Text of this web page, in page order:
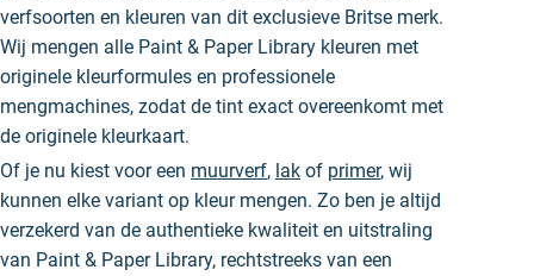
verfsoorten en kleuren van dit exclusieve Britse merk.
Wij mengen alle Paint & Paper Library kleuren met
originele kleurformules en professionele
mengmachines, zodat de tint exact overeenkomt met
de originele kleurkaart.
Of je nu kiest voor een muurverf, lak of primer, wij
kunnen elke variant op kleur mengen. Zo ben je altijd
verzekerd van de authentieke kwaliteit en uitstraling
van Paint & Paper Library, rechtstreeks van een